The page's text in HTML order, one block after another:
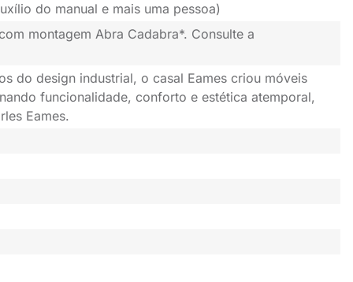
do manual e mais uma pessoa)
montagem Abra Cadabra*. Consulte a
do design industrial, o casal Eames criou móveis
funcionalidade, conforto e estética atemporal,
Eames.